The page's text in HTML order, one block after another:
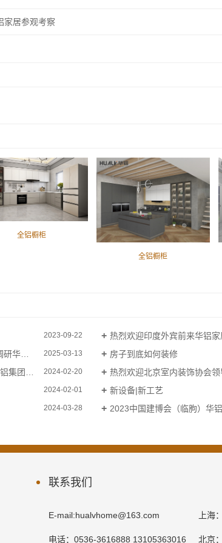
家居参观考察
全铝橱柜
全铝橱柜
2023-09-22 热烈欢迎印度外宾前来华铝
新篇章 2025-03-13 房子到底如何装修
政府表彰 2024-02-20 热烈欢迎北京室内装饰协会
2024-02-01 新设备|新工艺
2024-03-28 2023中国建博会（临朐）华铝
联系我们
E-mail:hualvhome@163.com
电话：0536-3616888 13105363016
上海
北京